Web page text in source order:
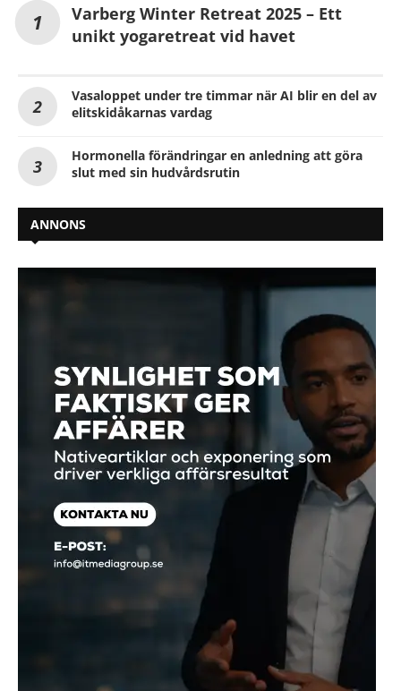
Varberg Winter Retreat 2025 – Ett
unikt yogaretreat vid havet
Vasaloppet under tre timmar när AI blir en del av
elitskidåkarnas vardag
Hormonella förändringar en anledning att göra
slut med sin hudvårdsrutin
ANNONS